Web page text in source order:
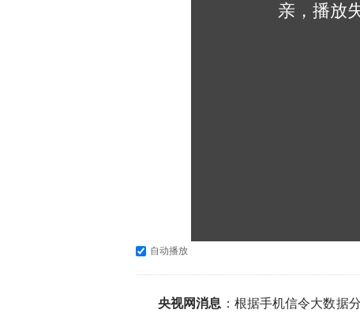
亲，播放
自动播放
央视网消息 ：根据手机信令大数据